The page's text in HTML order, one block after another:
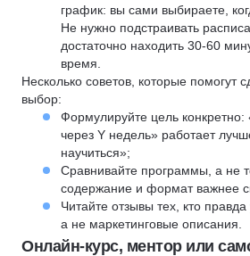
график: вы сами выбираете,
Не нужно подстраивать
достаточно находить 30-60
время.
Несколько советов, которые помогут
выбор:
Формулируйте цель конкретно:
через Y недель» работает
научиться»;
Сравнивайте программы, а не
содержание и формат важнее
Читайте отзывы тех, кто правда
а не маркетинговые описания.
Онлайн-курс, ментор или